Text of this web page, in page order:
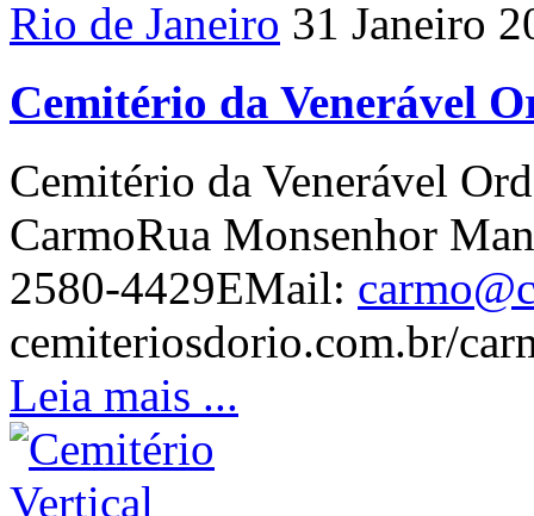
Rio de Janeiro 31 Janeiro
Cemitério da Venerável
Cemitério da Venerável
CarmoRua Monsenhor
2580-4429EMail:
cemiteriosdorio.com.br/
Leia mais ...